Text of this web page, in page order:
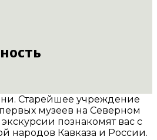
Старейшее учреждение
музеев на Северном
познакомят вас с
народов Кавказа и России.